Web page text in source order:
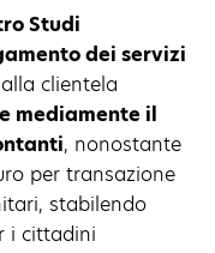
Studi
dei servizi
clientela
mediamente il
, nonostante
per transazione
stabilendo
i cittadini